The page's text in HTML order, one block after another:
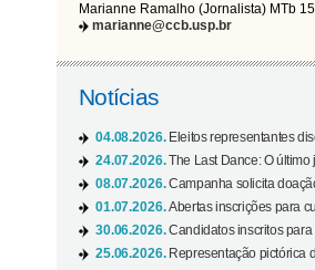
Marianne Ramalho (Jornalista) MTb
marianne@ccb.usp.br
Notícias
04.08.2026. Eleitos representantes
24.07.2026.The Last Dance: O
08.07.2026.Campanha solicita
01.07.2026.Abertas inscrições para
30.06.2026.Candidatos inscritos
25.06.2026. Representação pictórica